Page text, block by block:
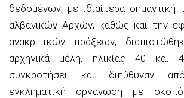
δεδομένων, με ιδιαίτερα
αλβανικών Αρχών, καθώς και την
ανακριτικών πράξεων,
αρχηγικά μέλη, ηλικίας 40 και
συγκροτήσει και διηύθυναν
εγκληματική οργάνωση με